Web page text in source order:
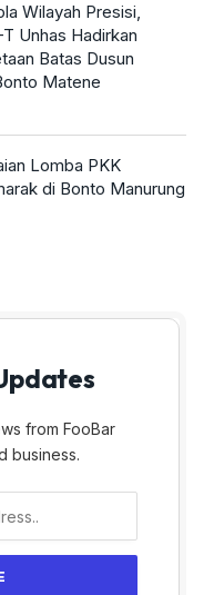
Wilayah Presisi,
Unhas Hadirkan
Batas Dusun
Matene
Lomba PKK
di Bonto Manurung
from FooBar
business.